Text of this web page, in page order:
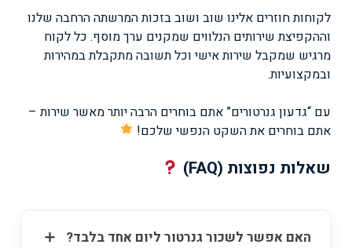
לקוחות חוזרים אלינו שוב ושוב בזכות המרשתה הרחבה שלנו
וההקפיצת שירותים הנלווים שמקנים ערך מוסף. כל לקוח
מרגיש שמקבל שירות אישי וכל תשובה מתקבלת במהירות
ובמקצועיות.
עם “גדעון גנרטורים” אתם בוחרים הרבה יותר מאשר שירות –
אתם בוחרים את השקט הנפשי שלכם!
שאלות נפוצות (FAQ)
האם אפשר לשכור גנרטור ליום אחד בלבד?